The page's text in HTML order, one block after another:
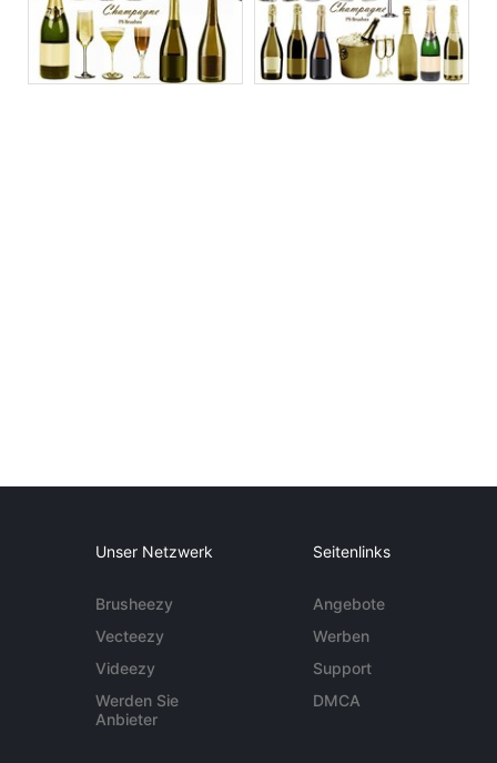
Unser Netzwerk
Brusheezy
Vecteezy
Videezy
Werden Sie
Anbieter
Seitenlinks
Angebote
Werben
Support
DMCA